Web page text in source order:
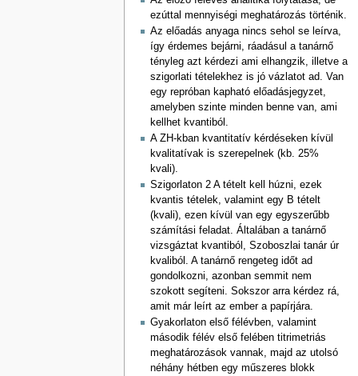
ezúttal mennyiségi meghatározás történik.
Az előadás anyaga nincs sehol se leírva,
így érdemes bejárni, ráadásul a tanárnő
tényleg azt kérdezi ami elhangzik, illetve a
szigorlati tételekhez is jó vázlatot ad. Van
egy repróban kapható előadásjegyzet,
amelyben szinte minden benne van, ami
kellhet kvantiból.
A ZH-kban kvantitatív kérdéseken kívül
kvalitatívak is szerepelnek (kb. 25%
kvali).
Szigorlaton 2 A tételt kell húzni, ezek
kvantis tételek, valamint egy B tételt
(kvali), ezen kívül van egy egyszerűbb
számítási feladat. Általában a tanárnő
vizsgáztat kvantiból, Szoboszlai tanár úr
kvaliból. A tanárnő rengeteg időt ad
gondolkozni, azonban semmit nem
szokott segíteni. Sokszor arra kérdez rá,
amit már leírt az ember a papírjára.
Gyakorlaton első félévben, valamint
második félév első felében titrimetriás
meghatározások vannak, majd az utolsó
néhány hétben egy műszeres blokk